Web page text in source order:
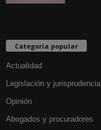
Categoría popular
Actualidad
Legislación y jurisprudencia
Opinión
Abogados y procuradores